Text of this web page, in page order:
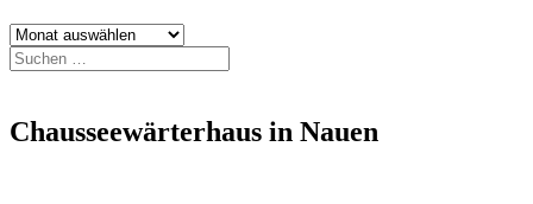
Archiv
Suchen
nach:
Chausseewärterhaus in Nauen